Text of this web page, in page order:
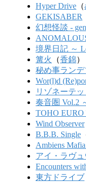
Hyper Drive （
GEKISABER
幻想怪談 -
境界日記 ～
篝火
（香錦）
秘め事ランデ
Wor(l)d
リゾネーテ
奏音圏 Vol.2
TOHO EURO
Wind Observer
B.B.B. Single
Ambiens
アイ・ラヴュ
Encounters
東方ドライブ